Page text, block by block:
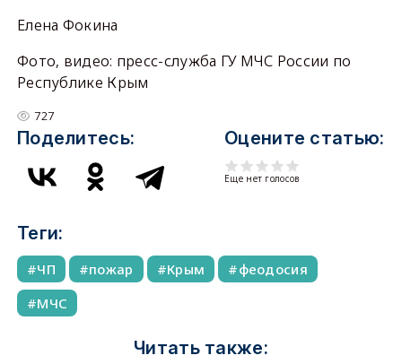
Елена Фокина
Фото, видео: пресс-служба ГУ МЧС России по
Республике Крым
727
Поделитесь: Оцените статью:
Еще нет голосов
Теги:
ЧП пожар Крым
феодосия
МЧС
Читать также: